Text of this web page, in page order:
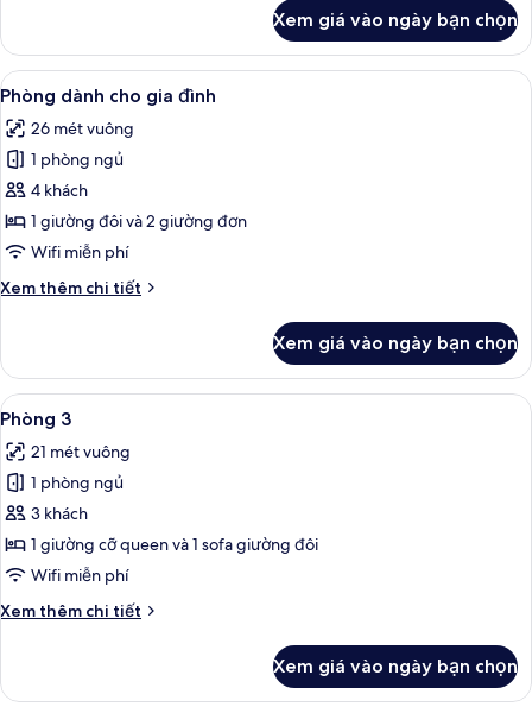
Phòng
Suite
Xem giá vào ngày bạn chọn
Xem
tất
cả
ảnh
Phòng
dành
cho
đình
Bộ đồ giường cao cấp, minibar, két
6
Phòng dành cho gia đình
26 mét vuông
1 phòng ngủ
4 khách
1 giường đôi và 2 giường đơn
Wifi miễn phí
Xem thêm chi tiết
Chi
Phòng
dành
cho
đình
Xem giá vào ngày bạn chọn
Xem
tất
cả
ảnh
Phòng
3
Bộ đồ giường cao cấp, minibar, két
9
Phòng 3
21 mét vuông
1 phòng ngủ
3 khách
1 giường cỡ queen và 1 sofa giường đôi
Wifi miễn phí
Xem thêm chi tiết
Chi
Phòng
Xem giá vào ngày bạn chọn